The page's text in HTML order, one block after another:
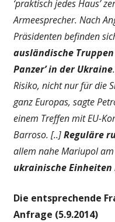
‘praktisch jedes Haus’
Armeesprecher. Nach
Präsidenten befinden
ausländische
Panzer’ in der Ukraine
Risiko, nicht nur für die
ganz Europas, sagte
einem Treffen mit EU-
Barroso. [..]Reguläre
allem nahe Mariupol am
ukrainische Einheiten
Die entsprechende
Anfrage (5.9.2014)